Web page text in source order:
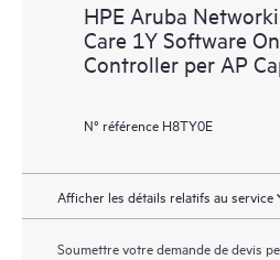
HPE Aruba
Care 1Y Software
Controller per AP
N° référence H8TY0E
Afficher les détails relatifs au service
Soumettre votre demande de devis